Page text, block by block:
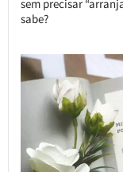
sem precisar
sabe?